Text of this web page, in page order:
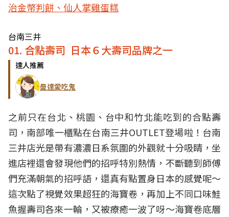
治金幣判餅、仙人掌雞蛋糕
台南三井
01. 合點壽司 日本６大壽司品牌之一
達人推薦
曼達愛吃鬼
之前只在台北、桃園、台中和竹北能吃到的合點壽
司，南部唯一櫃點在台南三井OUTLET登場啦！台南
三井店光是帶有濃濃日系氛圍的外觀就十分吸睛，坐
進店裡還會發現他們的招呼特別熱情，不斷聽到師傅
們充滿朝氣的招呼語，還真有點置身日本的感覺呢～
這次點了視覺效果超狂的海寶卷，再加上不同口味鮭
魚握壽司各來一輪，又被療癒一波了呀～海寶卷底層